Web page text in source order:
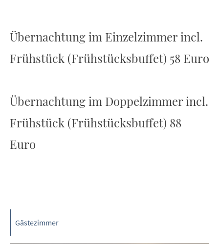
Übernachtung im Einzelzimmer incl.
Frühstück (Frühstücksbuffet) 58 Euro
Übernachtung im Doppelzimmer incl.
Frühstück (Frühstücksbuffet) 88
Euro
Gästezimmer